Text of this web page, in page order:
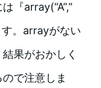
『array(“A”,”
。arrayがない
果がおかしく
で注意しま